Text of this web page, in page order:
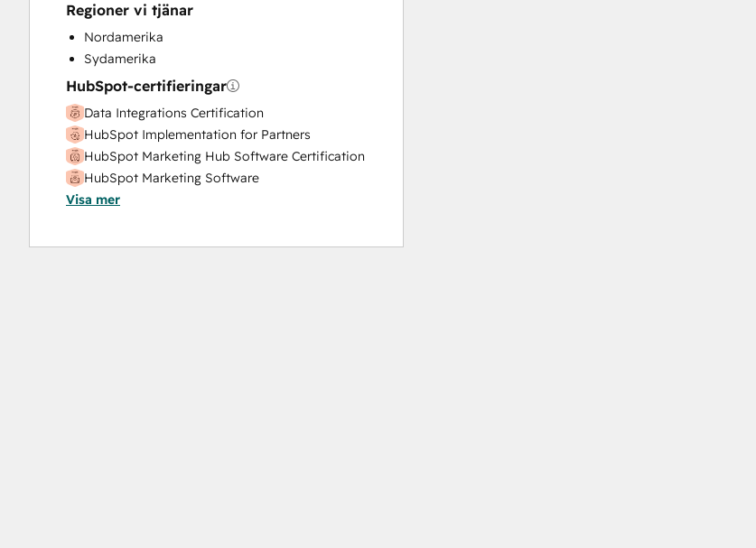
Regioner vi tjänar
Nordamerika
Sydamerika
HubSpot-certifieringar
Data Integrations Certification
HubSpot Implementation for Partners
HubSpot Marketing Hub Software Certification
HubSpot Marketing Software
HubSpot Reporting
HubSpot Solutions Partner
Visa mer